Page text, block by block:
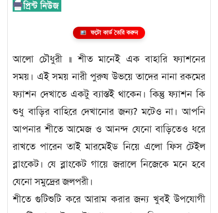
ফটো কার্ড তৈরি করুন
আলো চৌধুরী ॥ শীত মানেই এক বাহারি ফ্যাশনের
সময়। এই সময় নারী পুরুষ উভয়ে তাদের নানা রকমের
ফ্যাশন দেখাতে একটু ব্যাস্তই থাকেন। কিন্তু ফ্যাশন কি
শুধু বাড়ির বাহিরে দেখানোর জন্য? মটেও না। আপনি
আপনার শীতে আমেজ ও আনন্দ যেনো বাড়িতেও ধরে
রাখতে পারেন তাই মারমেইড নিয়ে এলো ফিস টেইল
ব্লাংকেট। যে ব্লাংকেট গায়ে জরালে নিজেকে মনে হবে
যেনো সমুদ্রের জলপরী।
শীতে গুটিশুটি করে আরাম করার জন্য খুবই উপযোগী